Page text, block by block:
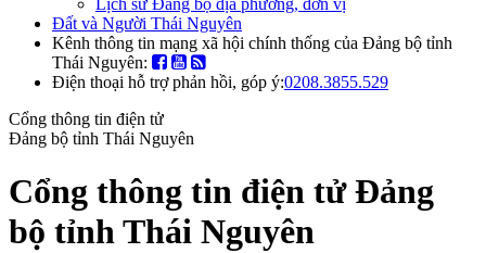
Đất và Người Thái Nguyên
Kênh thông tin mạng xã hội chính thống của Đảng bộ tỉnh
Thái Nguyên:
Điện thoại hỗ trợ phản hồi, góp ý:0208.3855.529
Cổng thông tin điện tử
Đảng bộ tỉnh Thái Nguyên
Cổng thông tin điện tử Đảng
bộ tỉnh Thái Nguyên